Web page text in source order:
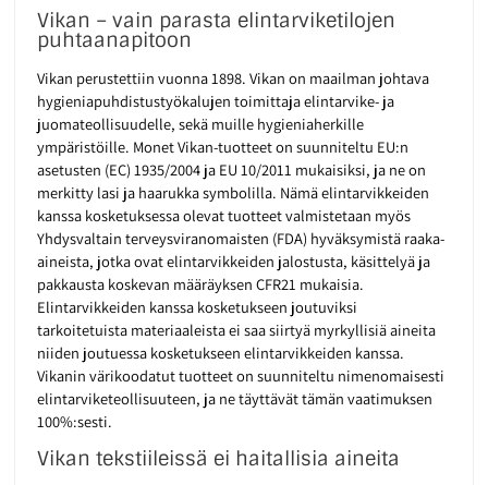
Vikan – vain parasta elintarviketilojen
puhtaanapitoon
Vikan perustettiin vuonna 1898. Vikan on maailman johtava
hygieniapuhdistustyökalujen toimittaja elintarvike- ja
juomateollisuudelle, sekä muille hygieniaherkille
ympäristöille. Monet Vikan-tuotteet on suunniteltu EU:n
asetusten (EC) 1935/2004 ja EU 10/2011 mukaisiksi, ja ne on
merkitty lasi ja haarukka symbolilla. Nämä elintarvikkeiden
kanssa kosketuksessa olevat tuotteet valmistetaan myös
Yhdysvaltain terveysviranomaisten (FDA) hyväksymistä raaka-
aineista, jotka ovat elintarvikkeiden jalostusta, käsittelyä ja
pakkausta koskevan määräyksen CFR21 mukaisia.
Elintarvikkeiden kanssa kosketukseen joutuviksi
tarkoitetuista materiaaleista ei saa siirtyä myrkyllisiä aineita
niiden joutuessa kosketukseen elintarvikkeiden kanssa.
Vikanin värikoodatut tuotteet on suunniteltu nimenomaisesti
elintarviketeollisuuteen, ja ne täyttävät tämän vaatimuksen
100%:sesti.
Vikan tekstiileissä ei haitallisia aineita